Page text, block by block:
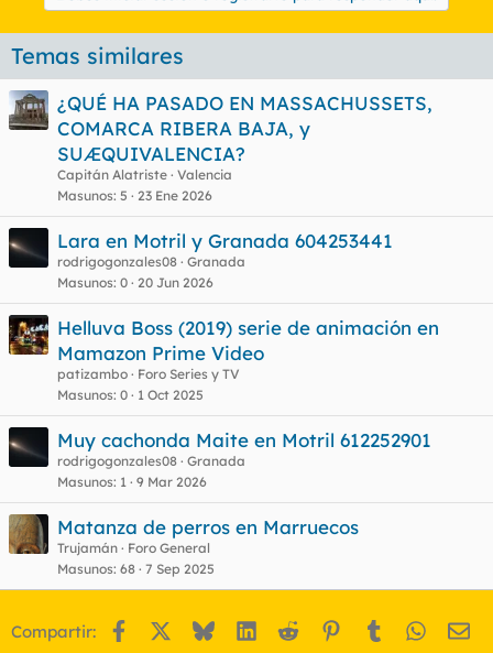
Temas similares
¿QUÉ HA PASADO EN MASSACHUSSETS,
COMARCA RIBERA BAJA, y
SUÆQUIVALENCIA?
Capitán Alatriste Valencia
Masunos 5 23 Ene 2026
Lara en Motril y Granada 604253441
rodrigogonzales08 Granada
Masunos 0 20 Jun 2026
Helluva Boss (2019) serie de animación en
Mamazon Prime Video
patizambo
Foro Series y TV
Masunos 0 1 Oct 2025
Muy cachonda Maite en Motril 612252901
rodrigogonzales08 Granada
Masunos 1 9 Mar 2026
Matanza de perros en Marruecos
Trujamán
Foro General
Masunos 68 7 Sep 2025
Compartir: Facebook BlueskyLinkedIn
Reddit Pinterest
Tumblr